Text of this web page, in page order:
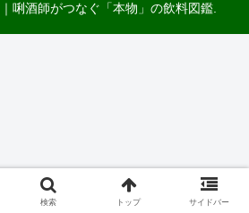
唎酒師がつなぐ「本物」の飲料図鑑.
検索 トップ サイドバー